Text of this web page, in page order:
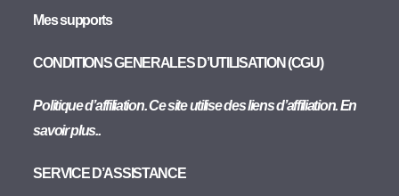
Mes supports
CONDITIONS GENERALES D’UTILISATION (CGU)
Politique d’affiliation. Ce site utilise des liens d’affiliation. En
savoir plus..
SERVICE D’ASSISTANCE